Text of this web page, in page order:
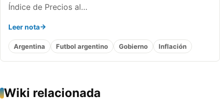
Índice de Precios al…
Leer nota
Argentina Futbol argentino Gobierno Inflación
Wiki relacionada